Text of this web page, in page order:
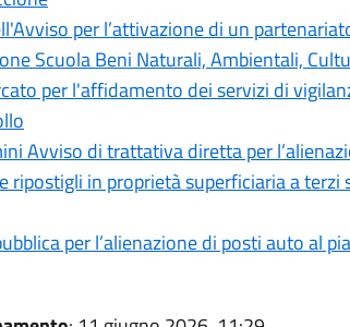
per l’attivazione di un
Scuola Beni Naturali, Ambientali,
per l'affidamento dei servizi di
Avviso di trattativa diretta per
ripostigli in proprietà superficiaria a terzi
per l’alienazione di posti auto al